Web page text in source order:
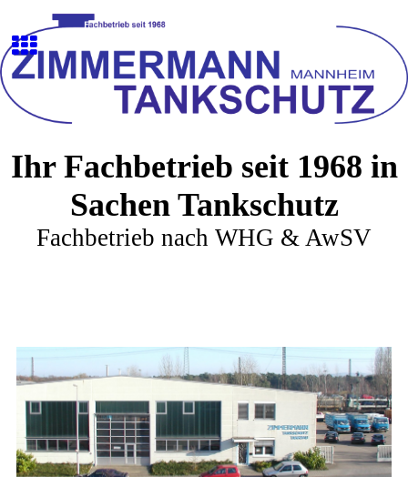
Ihr Fachbetrieb seit 1968 in
Sachen Tankschutz
Fachbetrieb nach WHG & AwSV